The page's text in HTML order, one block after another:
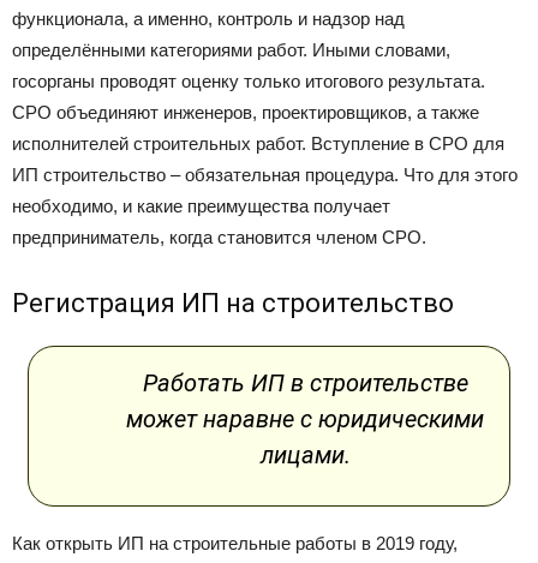
функционала, а именно, контроль и надзор над
определёнными категориями работ. Иными словами,
госорганы проводят оценку только итогового результата.
СРО объединяют инженеров, проектировщиков, а также
исполнителей строительных работ. Вступление в СРО для
ИП строительство – обязательная процедура. Что для этого
необходимо, и какие преимущества получает
предприниматель, когда становится членом СРО.
Регистрация ИП на строительство
Работать ИП в строительстве
может наравне с юридическими
лицами.
Как открыть ИП на строительные работы в 2019 году,